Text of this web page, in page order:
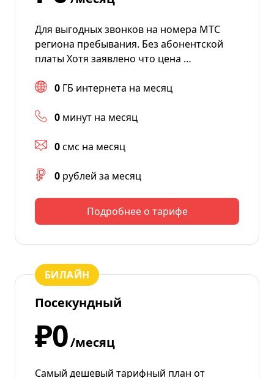
Для выгодных звонков на номера МТС
региона пребывания. Без абонентской
платы Хотя заявлено что цена …
0 ГБ интернета на месяц
0 минут на месяц
0смс на месяц
0 рублей за месяц
Подробнее о тарифе
БИЛАЙН
Посекундный
₽0/месяц
Самый дешевый тарифный план от